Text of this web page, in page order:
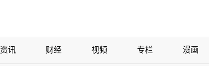
资讯 财经 视频 专栏 漫画